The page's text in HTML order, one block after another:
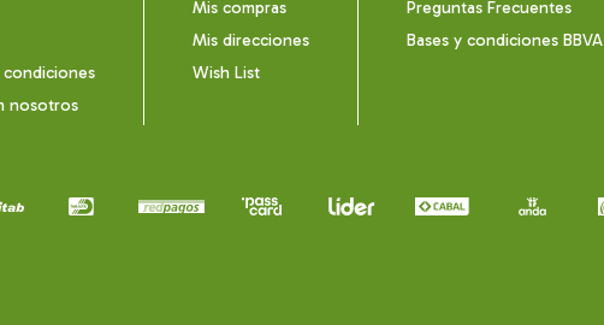
condiciones
nosotros
Mis compras
Mis direcciones
Wish List
Preguntas Frecuentes
Bases y condiciones BBVA